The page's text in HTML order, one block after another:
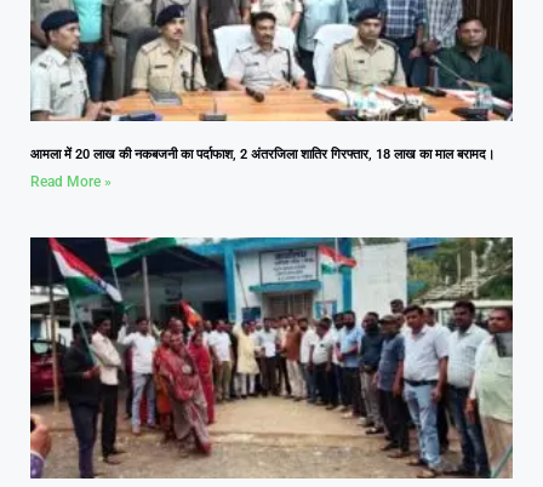
आमला में 20 लाख की नकबजनी का पर्दाफाश, 2 अंतरजिला शातिर गिरफ्तार, 18 लाख का माल बरामद।
Read More »